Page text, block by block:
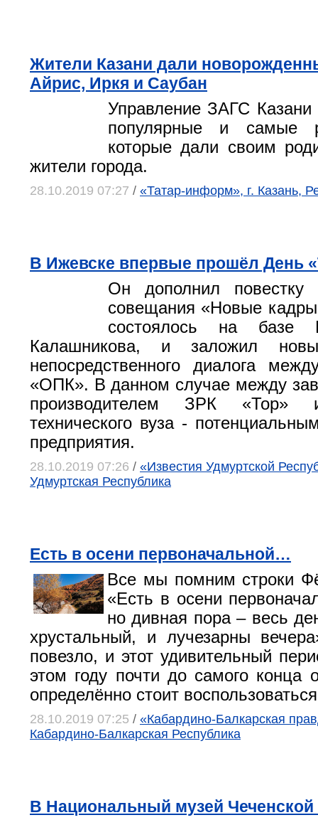
Жители Казани дали
Айрис, Иркя и Саубан
Управление ЗАГС
популярные и самые
которые дали своим
жители города.
28.10.2019 07:27 / «Татар-информ», г. Казань,
В Ижевске впервые прошёл День
Он дополнил повестку
совещания «Новые
состоялось на базе
Калашникова, и заложил
непосредственного диалога
«ОПК». В данном случае между
производителем ЗРК «Тор»
технического вуза -
предприятия.
28.10.2019 07:26 / «Известия Удмуртской
Удмуртская Республика
Есть в осени первоначальной…
Все мы помним строки
«Есть в осени
но дивная пора – весь
хрустальный, и лучезарны
повезло, и этот удивительный
этом году почти до самого конца
определённо стоит
28.10.2019 07:25 / «Кабардино-Балкарская
Кабардино-Балкарская Республика
В Национальный музей Чеченской